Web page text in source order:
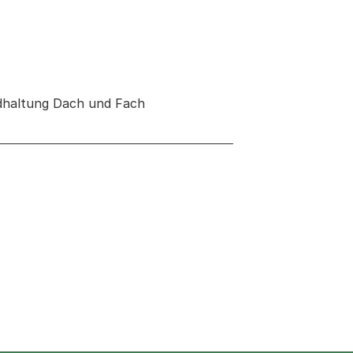
Dach und Fach